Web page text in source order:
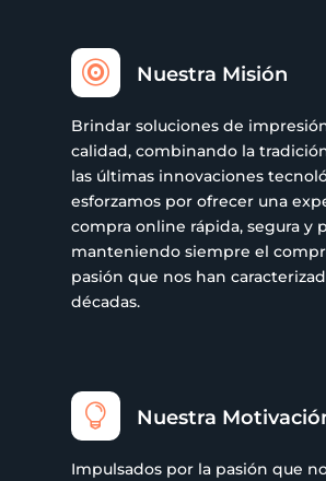
 Nuestra Misión
Brindar soluciones de
calidad, combinando la
las últimas innovaciones
esforzamos por ofrecer una
compra online rápida, segura y
manteniendo siempre el
pasión que nos han
décadas.
 Nuestra
Impulsados por la pasión que